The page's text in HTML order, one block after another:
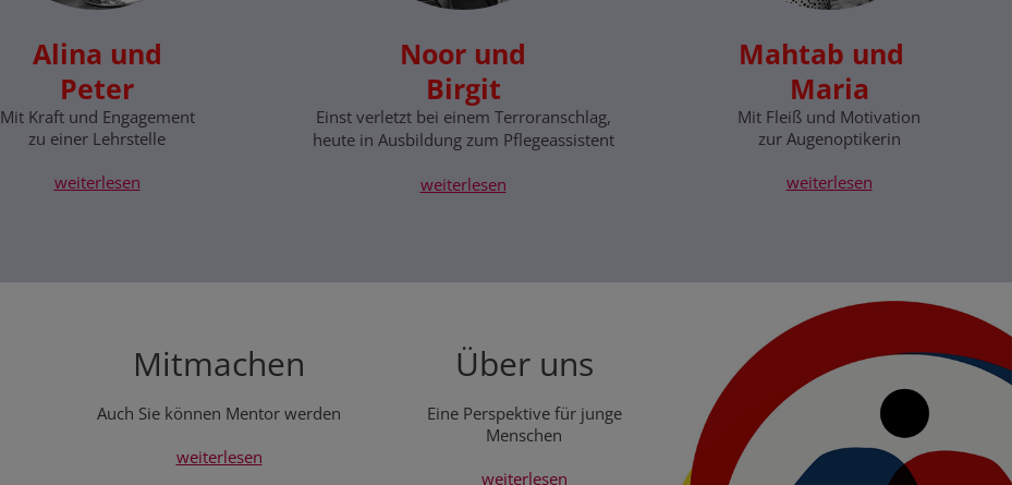
Alina und
Peter
Mit Kraft und Engagement
zu einer Lehrstelle
weiterlesen
Noor und
Birgit
Einst verletzt bei einem Terroranschlag,
heute in Ausbildung zum Pflegeassistent
weiterlesen
Mahtab und
Maria
Mit Fleiß und Motivation
zur Augenoptikerin
weiterlesen
Mitmachen
Auch Sie können Mentor werden
weiterlesen
Über uns
Eine Perspektive für junge
Menschen
weiterlesen